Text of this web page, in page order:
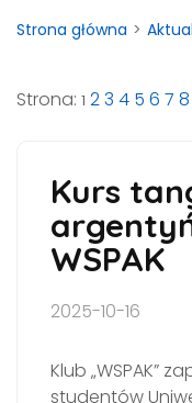
Strona główna
Strona: 1 23 4 5 6 7 8
Kurs
WSPAK
2025-10-16
Klub „WSPAK”
studentów